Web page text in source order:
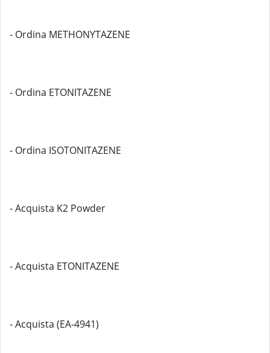
- Ordina METHONYTAZENE
- Ordina ETONITAZENE
- Ordina ISOTONITAZENE
- Acquista K2 Powder
- Acquista ETONITAZENE
- Acquista (EA-4941)